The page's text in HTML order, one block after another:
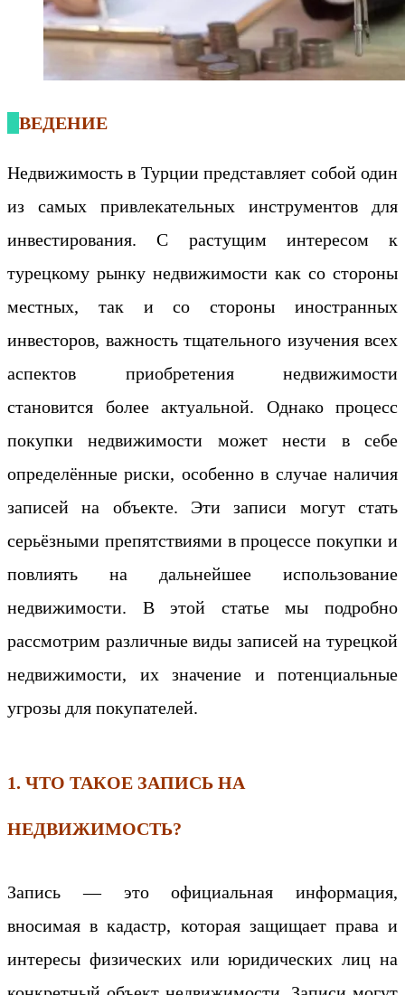
ВВЕДЕНИЕ
Недвижимость в Турции представляет собой один
из самых привлекательных инструментов для
инвестирования. С растущим интересом к
турецкому рынку недвижимости как со стороны
местных, так и со стороны иностранных
инвесторов, важность тщательного изучения всех
аспектов приобретения недвижимости
становится более актуальной. Однако процесс
покупки недвижимости может нести в себе
определённые риски, особенно в случае наличия
записей на объекте. Эти записи могут стать
серьёзными препятствиями в процессе покупки и
повлиять на дальнейшее использование
недвижимости. В этой статье мы подробно
рассмотрим различные виды записей на турецкой
недвижимости, их значение и потенциальные
угрозы для покупателей.
1. ЧТО ТАКОЕ ЗАПИСЬ НА
НЕДВИЖИМОСТЬ?
Запись — это официальная информация,
вносимая в кадастр, которая защищает права и
интересы физических или юридических лиц на